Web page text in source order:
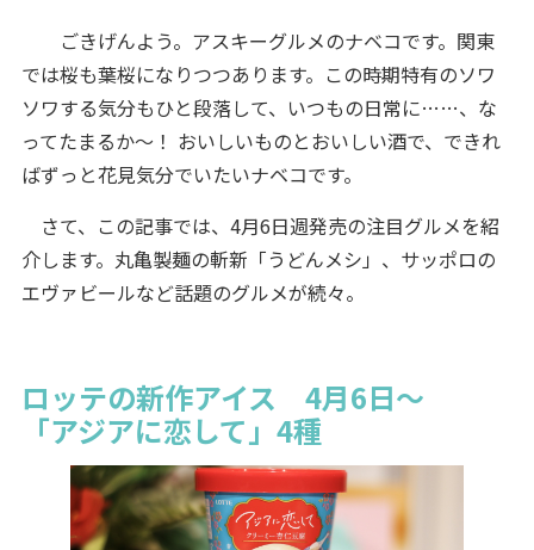
ごきげんよう。アスキーグルメのナベコです。関東
では桜も葉桜になりつつあります。この時期特有のソワ
ソワする気分もひと段落して、いつもの日常に……、な
ってたまるか～！ おいしいものとおいしい酒で、できれ
ばずっと花見気分でいたいナベコです。
さて、この記事では、4月6日週発売の注目グルメを紹
介します。丸亀製麺の斬新「うどんメシ」、サッポロの
エヴァビールなど話題のグルメが続々。
ロッテの新作アイス 4月6日～
「アジアに恋して」4種